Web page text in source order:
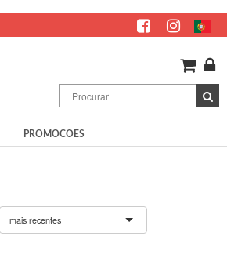
PROMOCOES
mais recentes